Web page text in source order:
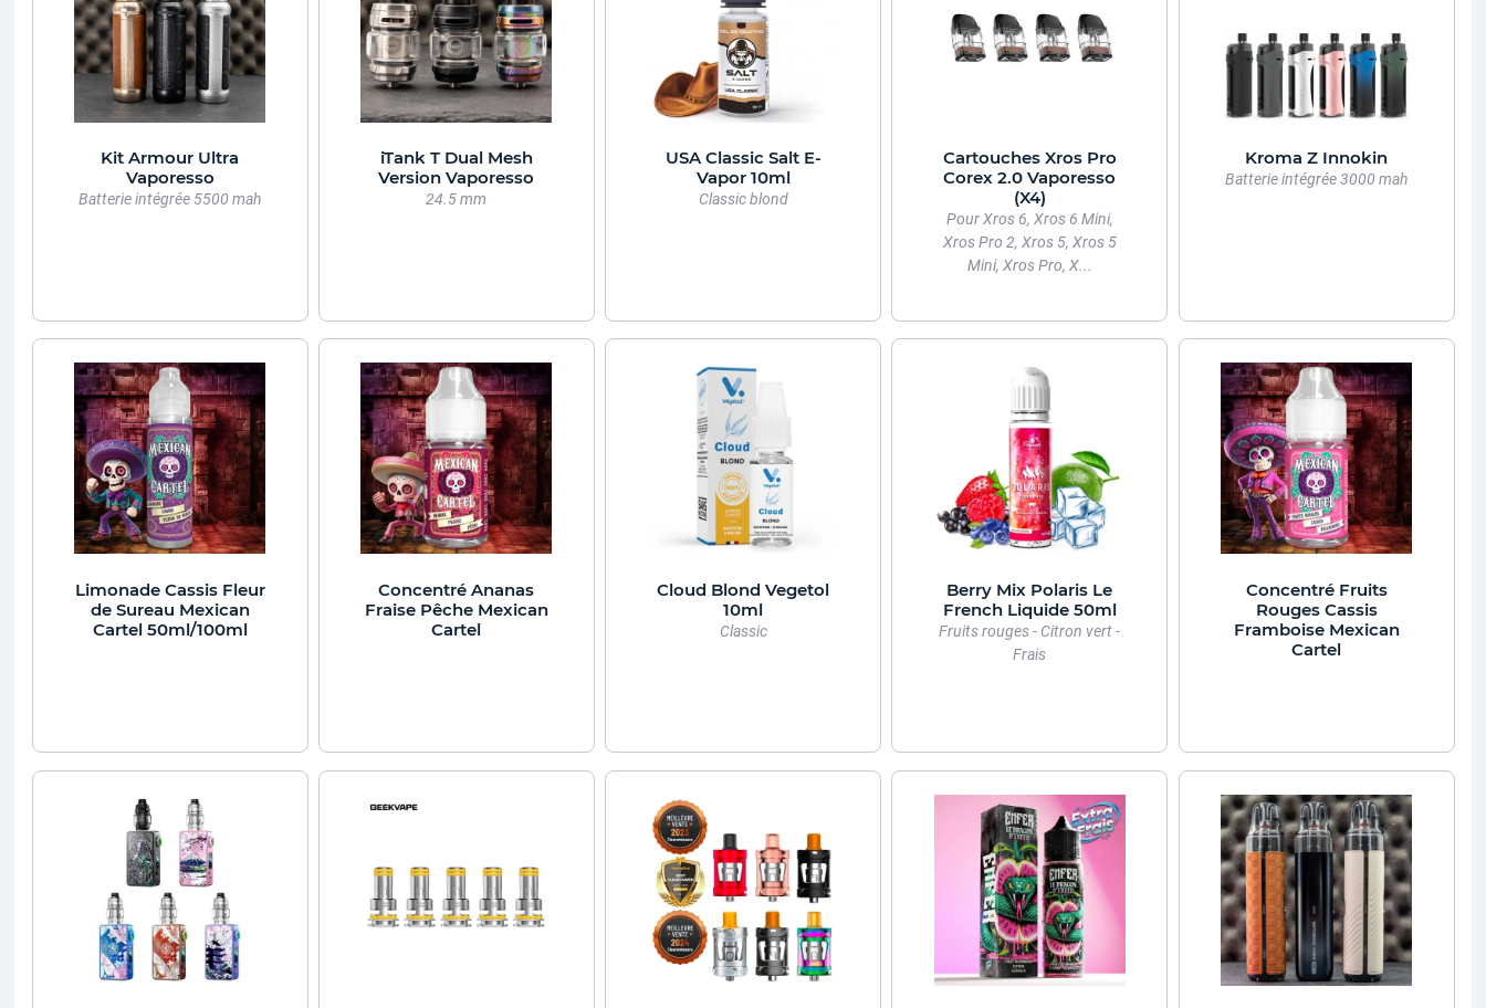
Kit Armour Ultra
Vaporesso
Batterie intégrée 5500 mah
iTank T Dual Mesh
Version Vaporesso
24.5 mm
USA Classic Salt E-
Vapor 10ml
Classic blond
Cartouches Xros Pro
Corex 2.0 Vaporesso
(X4)
Pour Xros 6, Xros 6 Mini,
Xros Pro 2, Xros 5, Xros 5
Mini, Xros Pro, X...
Kroma Z Innokin
Batterie intégrée 3000 mah
Limonade Cassis Fleur
de Sureau Mexican
Cartel 50ml/100ml
Concentré Ananas
Fraise Pêche Mexican
Cartel
Cloud Blond Vegetol
10ml
Classic
Berry Mix Polaris Le
French Liquide 50ml
Fruits rouges - Citron vert -
Frais
Concentré Fruits
Rouges Cassis
Framboise Mexican
Cartel